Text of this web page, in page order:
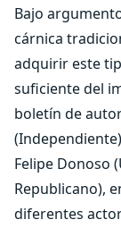
Bajo
cárnica
adquirir este
suficiente del
boletín de
Felipe Donoso
Republicano),
diferentes